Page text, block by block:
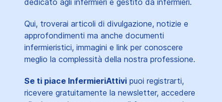
Qui, troverai articoli di divulgazione, notizie e
approfondimenti ma anche documenti
infermieristici, immagini e link per conoscere
meglio la complessità della nostra professione.
Se ti piace InfermieriAttivi puoi registrarti,
ricevere gratuitamente la newsletter, accedere